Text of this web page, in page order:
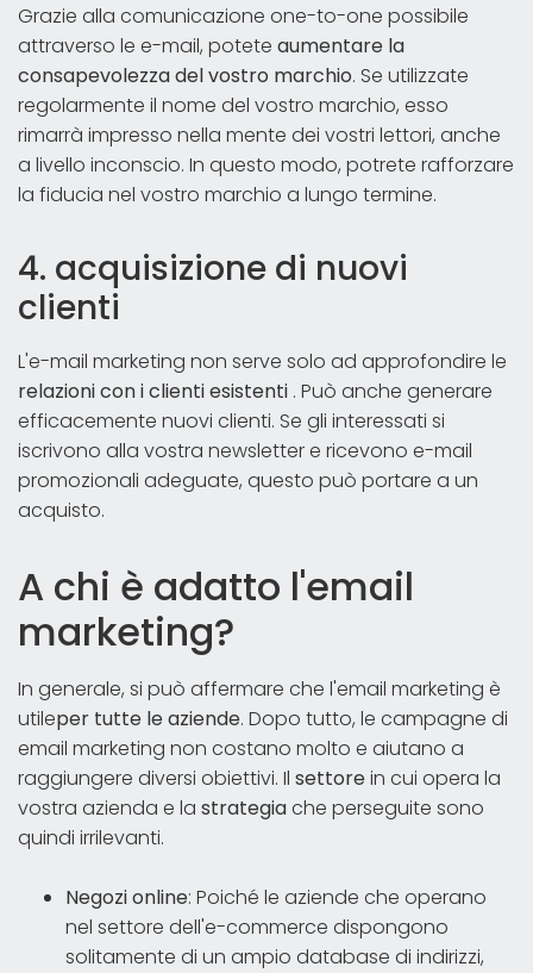
Grazie alla comunicazione one-to-one possibile
attraverso le e-mail, potete aumentare la
consapevolezza del vostro marchio. Se utilizzate
regolarmente il nome del vostro marchio, esso
rimarrà impresso nella mente dei vostri lettori, anche
a livello inconscio. In questo modo, potrete rafforzare
la fiducia nel vostro marchio a lungo termine.
4. acquisizione di nuovi
clienti
L'e-mail marketing non serve solo ad approfondire le
relazioni con i clienti esistenti . Può anche generare
efficacemente nuovi clienti. Se gli interessati si
iscrivono alla vostra newsletter e ricevono e-mail
promozionali adeguate, questo può portare a un
acquisto.
A chi è adatto l'email
marketing?
In generale, si può affermare che l'email marketing è
utileper tutte le aziende. Dopo tutto, le campagne di
email marketing non costano molto e aiutano a
raggiungere diversi obiettivi. Il settorein cui opera la
vostra azienda e la strategiache perseguite sono
quindi irrilevanti.
Negozi online: Poiché le aziende che operano
nel settore dell'e-commerce dispongono
solitamente di un ampio database di indirizzi,